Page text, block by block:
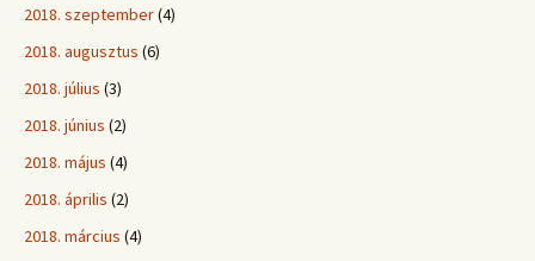
2018. szeptember(4)
2018. augusztus (6)
2018. július (3)
2018. június (2)
2018. május (4)
2018. április (2)
2018. március (4)